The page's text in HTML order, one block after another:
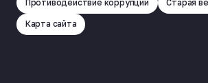
Противодействие коррупции Старая
Карта сайта